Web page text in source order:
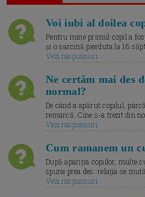
Voi iubi al doilea
Pentru mine primul copil a
și o sarcină pierduta la 16
Vezi raspunsuri
Ne certăm mai des
normal?
De când a apărut copilul,
remarcă. Cine s-a trezit din
Vezi raspunsuri
Cum ramanem un
După apariția copiilor, multe
spune prea des: relația se
Vezi raspunsuri